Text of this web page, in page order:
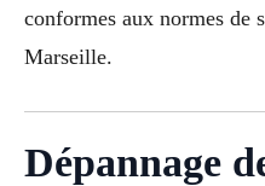
conformes aux normes de
Marseille.
Dépannage